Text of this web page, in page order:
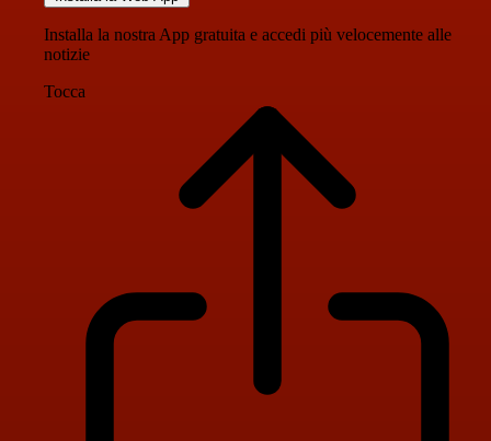
Installa la nostra App gratuita e accedi più velocemente alle
notizie
Tocca